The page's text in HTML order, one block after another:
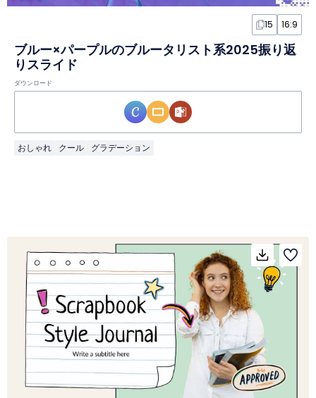
15 16:9
ブルー×パープルのブルータリスト系2025振り返
りスライド
ダウンロード
おしゃれ クール グラデーション